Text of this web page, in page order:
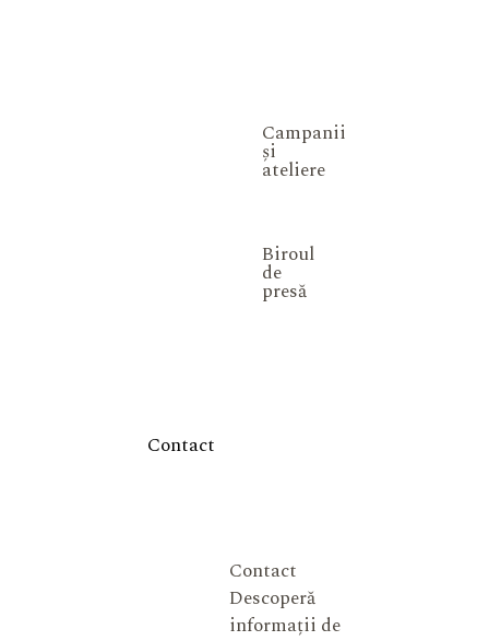
Campanii
și
ateliere
Biroul
de
presă
Contact
Contact
Descoperă
informații de